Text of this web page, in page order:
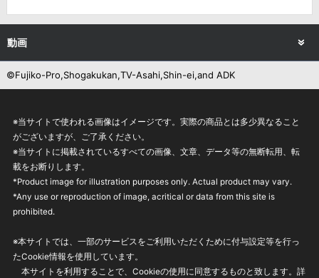
動画
©Fujiko-Pro,Shogakukan,TV-Asahi,Shin-ei,and ADK
※当サイトで使われる画像はイメージです。実際の商品とは多少異なること
がございますが、ご了承ください。
※当サイトに掲載されているすべての画像、文章、データ等の無断転用、転
載をお断りします。
*Product image for illustration purposes only. Actual product may vary.
*Any use or reproduction of image, acritical or data from this site is
prohibited.
※本サイトでは、一部のサービスをご利用いただくために付与設定等を行っ
たCookie情報を使用しています。
本サイトを利用することで、Cookieの使用に同意するものと致します。詳